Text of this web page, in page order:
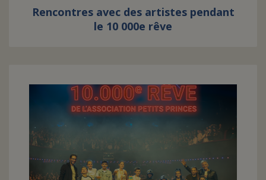
Rencontres avec des artistes pendant
le 10 000e rêve